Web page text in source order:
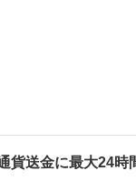
貨送金に最大24時